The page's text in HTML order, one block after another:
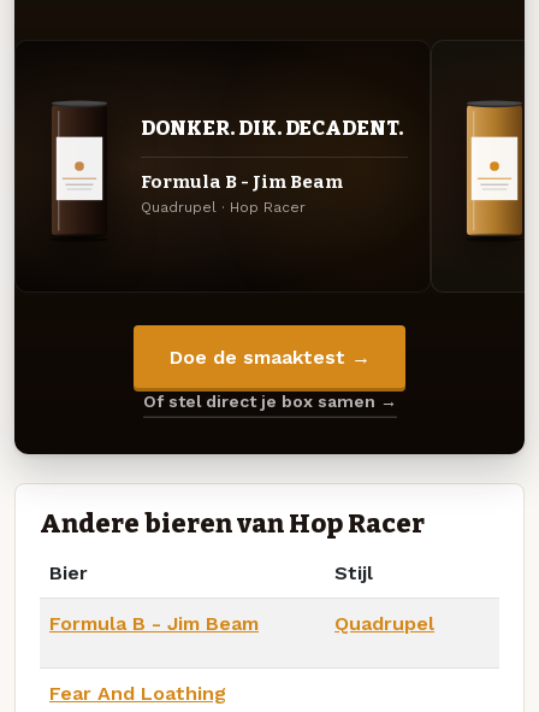
DONKER. DIK. DECADENT.
Formula B - Jim Beam
Quadrupel · Hop Racer
Doe de smaaktest →
Of stel direct je box samen →
Andere bieren van Hop Racer
Bier Stijl
Formula B - Jim Beam Quadrupel
Fear And Loathing